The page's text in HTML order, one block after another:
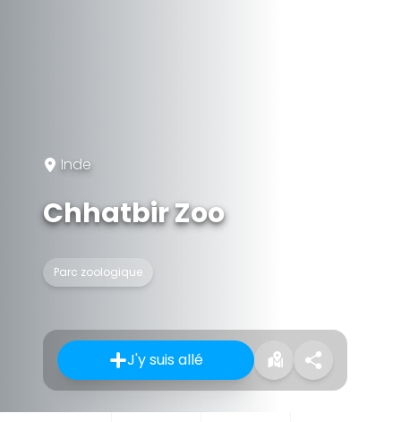
Inde
Chhatbir Zoo
Parc zoologique
J'y suis allé